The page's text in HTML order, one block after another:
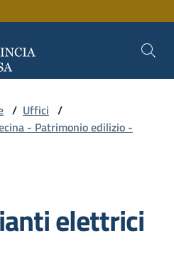
/ Uffici /
- Patrimonio edilizio -
elettrici